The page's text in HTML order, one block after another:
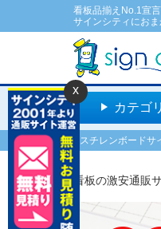
看板品揃えNo.1宣
サインシティにおま
カテゴ
スチレンボードサ
看板の激安通販
x